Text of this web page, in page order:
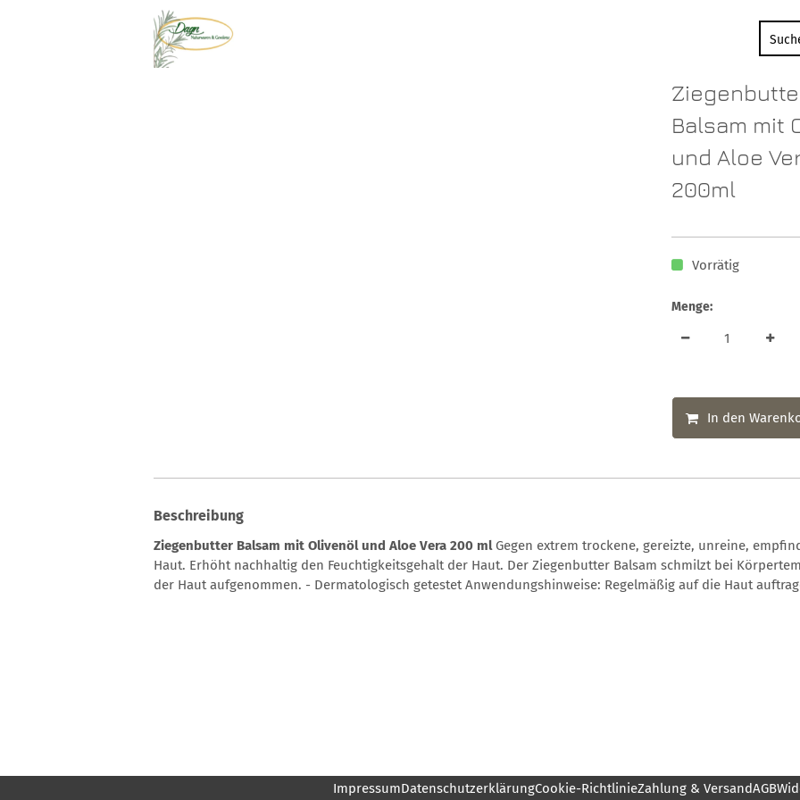
Balsam mit
und Aloe
200ml
Vorrätig
Menge:
In den
Beschreibung
Ziegenbutter Balsam mit Olivenöl und Aloe Vera 200 ml Gegen extrem trockene, gereizte, unreine,
Haut. Erhöht nachhaltig den Feuchtigkeitsgehalt der Haut. Der Ziegenbutter Balsam schmilzt bei
der Haut aufgenommen. - Dermatologisch getestet Anwendungshinweise: Regelmäßig auf die Haut
ImpressumDatenschutzerklärungCookie-RichtlinieZahlung & VersandAGB